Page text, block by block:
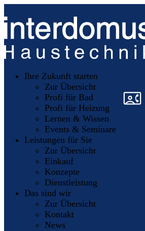
Ihre Zukunft starten
Zur Übersicht
Profi für Bad
Profi für Heizung
Lernen & Wissen
Events & Seminare
Leistungen für Sie
Zur Übersicht
Einkauf
Konzepte
Dienstleistung
Das sind wir
Zur Übersicht
Kontakt
News
»